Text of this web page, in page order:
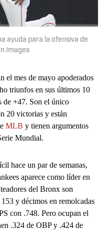
ayuda para la ofensiva de
Images
el mes de mayo apoderados
triunfos en sus últimos 10
de +47. Son el único
20 victorias y están
MLB y tienen argumentos
Mundial.
hace un par de semanas,
aparece como líder en
del Bronx son
y décimos en remolcadas
con .748. Pero ocupan el
.324 de OBP y .424 de